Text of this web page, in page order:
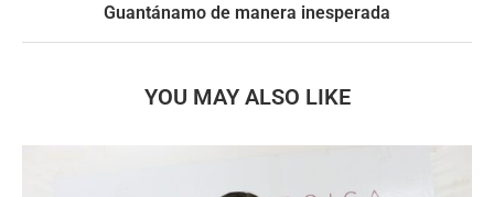
Guantánamo de manera inesperada
YOU MAY ALSO LIKE